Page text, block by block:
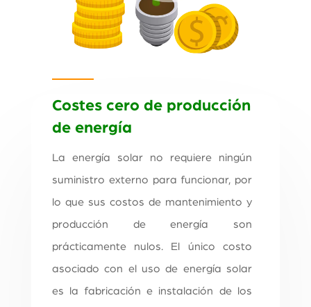
Costes cero de producción
de energía
La energía solar no requiere ningún
suministro externo para funcionar, por
lo que sus costos de mantenimiento y
producción de energía son
prácticamente nulos. El único costo
asociado con el uso de energía solar
es la fabricación e instalación de los